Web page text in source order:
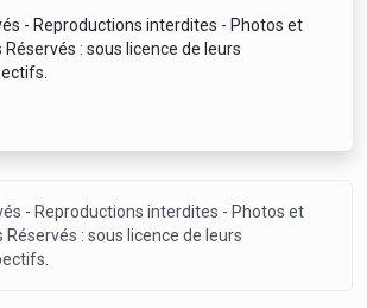
- Reproductions interdites - Photos et
: sous licence de leurs
- Reproductions interdites - Photos et
: sous licence de leurs